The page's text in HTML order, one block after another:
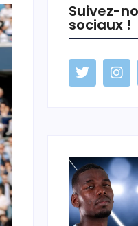
Suivez-
sociaux !